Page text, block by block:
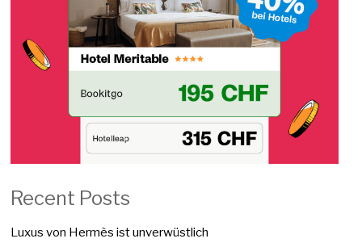
Recent Posts
Luxus von Hermès ist unverwüstlich